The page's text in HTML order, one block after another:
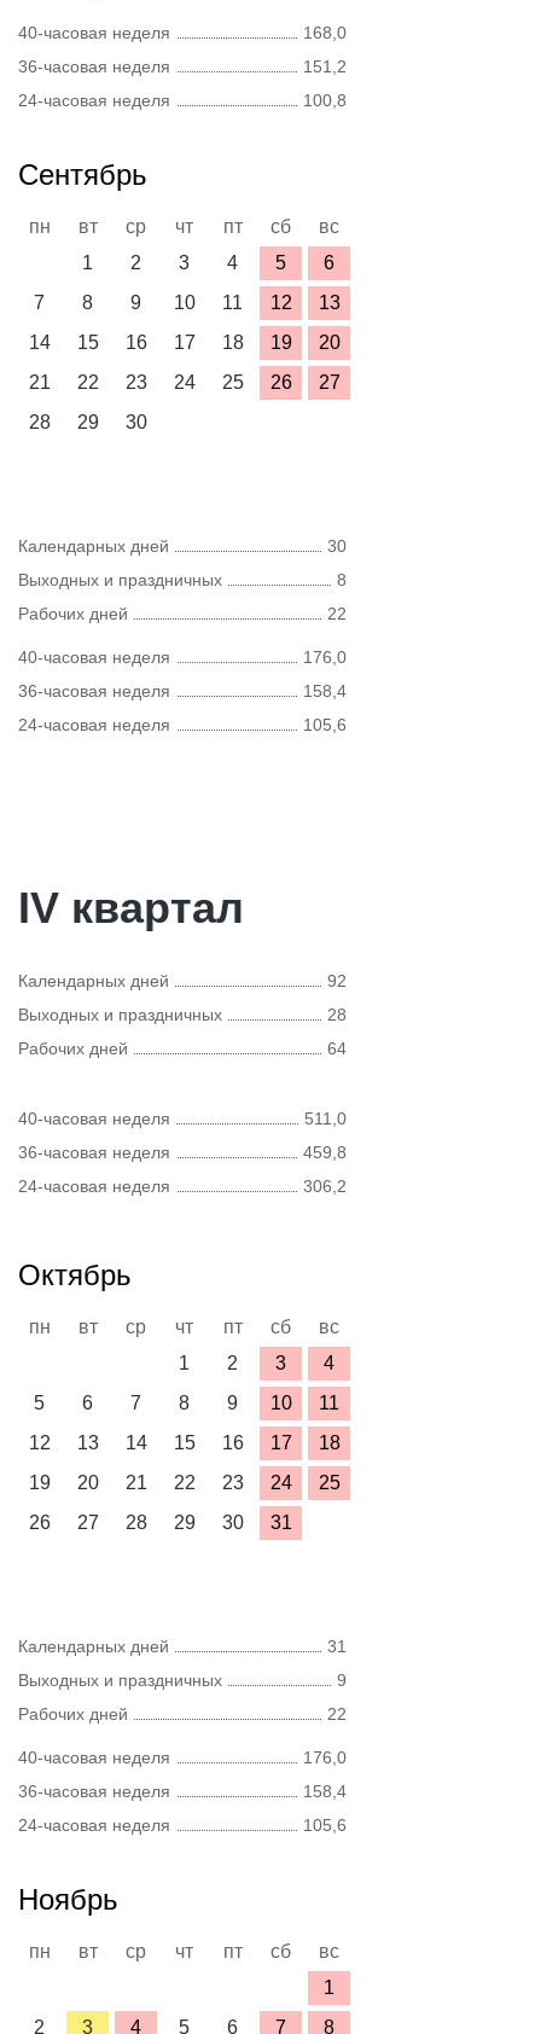
40-часовая неделя
168,0
36-часовая неделя
151,2
24-часовая неделя
100,8
Сентябрь
пн вт ср чт пт сб
вс
1
2 3 4 5
6
7
8 9 10 11 12
13
14
15 16 17 18 19
20
21
22 23 24 25 26
27
28
29 30
Календарных дней
30
Выходных и праздничных
8
Рабочих дней
22
40-часовая неделя
176,0
36-часовая неделя
158,4
24-часовая неделя
105,6
IV квартал
Календарных дней
92
Выходных и праздничных
28
Рабочих дней
64
40-часовая неделя
511,0
36-часовая неделя
459,8
24-часовая неделя
306,2
Октябрь
пн вт ср чт пт сб
вс
1
2 3
4
5
6 7 8 9 10
11
12
13 14 15 16 17
18
19
20 21 22 23 24
25
26
27 28 29 30 31
Календарных дней
31
Выходных и праздничных
9
Рабочих дней
22
40-часовая неделя
176,0
36-часовая неделя
158,4
24-часовая неделя
105,6
Ноябрь
пн вт ср чт пт сб
вс
1
2
3 4 5 6 7 8